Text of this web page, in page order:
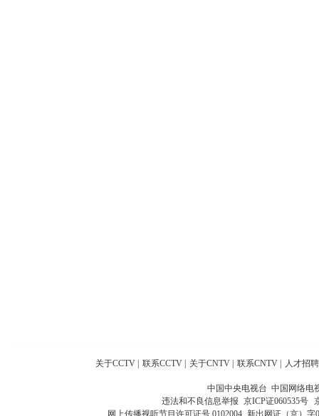
关于CCTV 联系CCTV 关于CNTV 联系CNTV 人才招聘
中国中央电视台 中国网络电
违法和不良信息举报 京ICP证060535号
网上传播视听节目许可证号 0102004 新出网证（京）